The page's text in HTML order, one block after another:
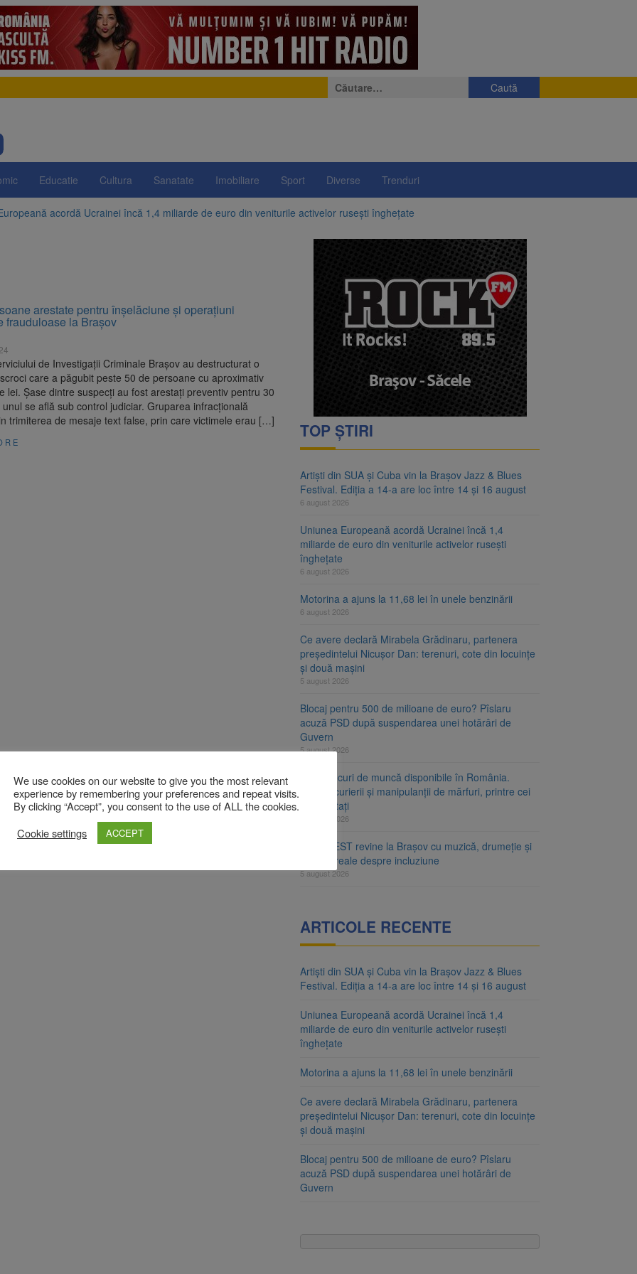
Caută
după:
Educatie Cultura Sanatate Imobiliare Sport Diverse Trenduri
acordă Ucrainei încă 1,4 miliarde de euro din veniturile activelor rusești înghețate
declară Mirabela Grădinaru, partenera președintelui Nicușor Dan: terenuri, cote din locuințe și
500 de milioane de euro? Pîslaru acuză PSD după suspendarea unei hotărâri de Guvern
de muncă disponibile în România. Șoferii, curierii și manipulanții de mărfuri, printre cei mai
și Cuba vin la Brașov Jazz & Blues Festival. Ediția a 14-a are loc între 14 și 16 august
arestate pentru înşelăciune şi operaţiuni
frauduloase la Braşov
de Investigații Criminale Brașov au destructurat o
care a păgubit peste 50 de persoane cu aproximativ
lei. Șase dintre suspecți au fost arestați preventiv pentru 30
se află sub control judiciar. Gruparea infracțională
trimiterea de mesaje text false, prin care victimele erau […]
TOP ȘTIRI
Artiști din SUA și Cuba vin la Brașov Jazz & Blues
Festival. Ediția a 14-a are loc între 14 și 16 august
6 august 2026
Uniunea Europeană acordă Ucrainei încă 1,4
miliarde de euro din veniturile activelor rusești
înghețate
6 august 2026
Motorina a ajuns la 11,68 lei în unele benzinării
6 august 2026
Ce avere declară Mirabela Grădinaru, partenera
președintelui Nicușor Dan: terenuri, cote din locuințe
și două mașini
5 august 2026
Blocaj pentru 500 de milioane de euro? Pîslaru
acuză PSD după suspendarea unei hotărâri de
Guvern
5 august 2026
Mii de locuri de muncă disponibile în România.
Șoferii, curierii și manipulanții de mărfuri, printre cei
mai căutați
5 august 2026
BIMA FEST revine la Brașov cu muzică, drumeție și
povești reale despre incluziune
5 august 2026
ARTICOLE RECENTE
Artiști din SUA și Cuba vin la Brașov Jazz & Blues
Festival. Ediția a 14-a are loc între 14 și 16 august
Uniunea Europeană acordă Ucrainei încă 1,4
miliarde de euro din veniturile activelor rusești
înghețate
Motorina a ajuns la 11,68 lei în unele benzinării
Ce avere declară Mirabela Grădinaru, partenera
președintelui Nicușor Dan: terenuri, cote din locuințe
și două mașini
Blocaj pentru 500 de milioane de euro? Pîslaru
acuză PSD după suspendarea unei hotărâri de
Guvern
We use cookies on our website to give you the most relevant
experience by remembering your preferences and repeat visits.
By clicking “Accept”, you consent to the use of ALL the cookies.
Cookie settings
ACCEPT